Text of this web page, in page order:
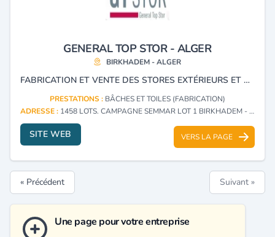
GENERAL TOP STOR - ALGER
BIRKHADEM - ALGER
FABRICATION ET VENTE DES STORES EXTÉRIEURS ET PERGOLAS.
PRESTATIONS : BÂCHES ET TOILES (FABRICATION)
ADRESSE : 1458 LOTS. CAMPAGNE SEMMAR LOT 1 BIRKHADEM - ALGER
SITE WEB VERS LA PAGE
« Précédent Suivant »
Une page pour votre entreprise